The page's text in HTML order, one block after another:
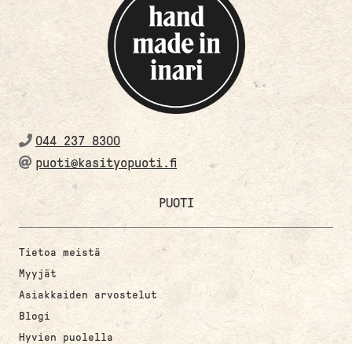
044 237 8300
puoti@kasityopuoti.fi
PUOTI
Tietoa meistä
Myyjät
Asiakkaiden arvostelut
Blogi
Hyvien puolella